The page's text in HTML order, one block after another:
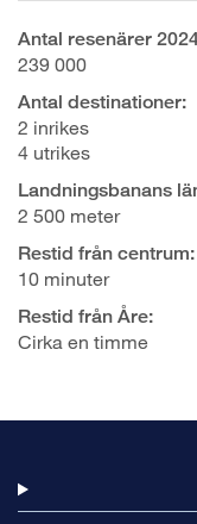
Antal resenärer
239 000
Antal destinationer:
2 inrikes
4 utrikes
Landningsbanans
2 500 meter
Restid från centrum:
10 minuter
Restid från Åre:
Cirka en timme